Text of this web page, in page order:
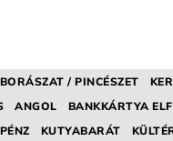
BORÁSZAT / PINCÉSZET
ANGOL BANKKÁRTYA
KUTYABARÁT